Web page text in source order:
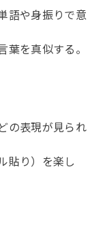
語や身振りで意
を真似する。
の表現が見られ
貼り）を楽し